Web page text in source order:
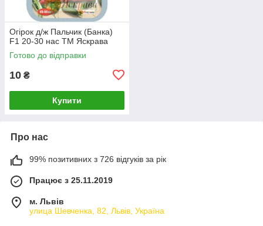
Огірок д/ж Пальчик (Банка)
F1 20-30 нас ТМ Яскрава
Готово до відправки
10 ₴
Купити
Про нас
99% позитивних з 726 відгуків за рік
Працює з 25.11.2019
м. Львів
улица Шевченка, 82, Львів, Україна